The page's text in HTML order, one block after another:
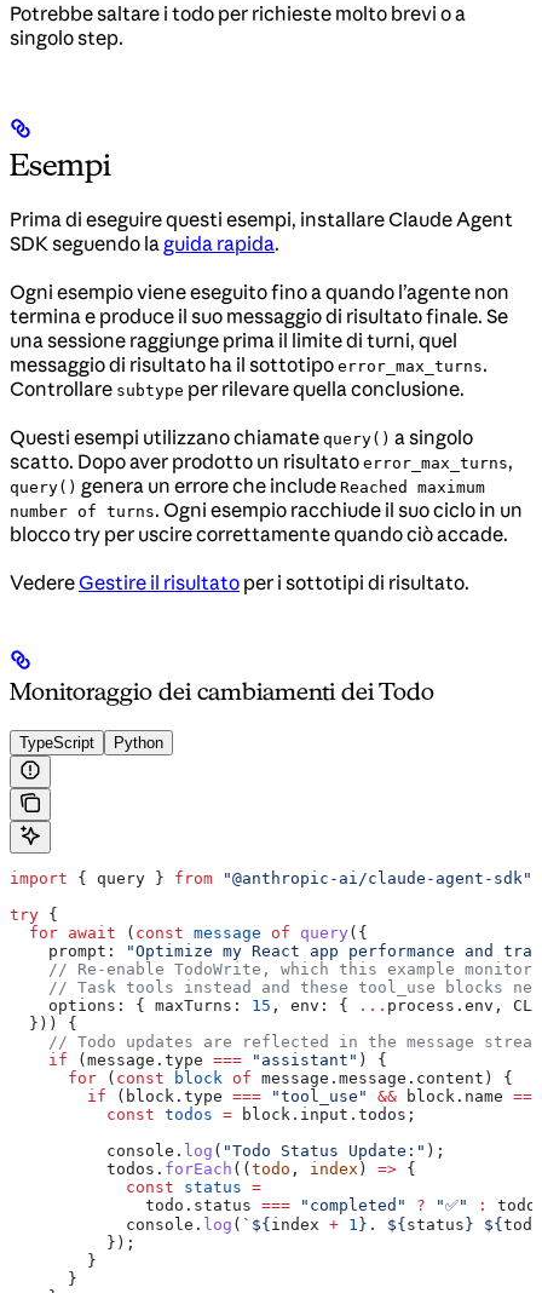
Potrebbe saltare i todo per richieste molto brevi o a
singolo step.
Esempi
Prima di eseguire questi esempi, installare Claude Agent
SDK seguendo la guida rapida.
Ogni esempio viene eseguito fino a quando l’agente non
termina e produce il suo messaggio di risultato finale. Se
una sessione raggiunge prima il limite di turni, quel
messaggio di risultato ha il sottotipo error_max_turns.
Controllare subtype per rilevare quella conclusione.
Questi esempi utilizzano chiamate query() a singolo
scatto. Dopo aver prodotto un risultato error_max_turns,
query() genera un errore che include Reached maximum
number of turns. Ogni esempio racchiude il suo ciclo in un
blocco try per uscire correttamente quando ciò accade.
Vedere Gestire il risultato per i sottotipi di risultato.
Monitoraggio dei cambiamenti dei Todo
TypeScript Python
import { query } from "@anthropic-ai/claude-agent-sdk"
try {
  for
await ( const message of query ({
    prompt:
"Optimize my React app performance and
// Re-enable TodoWrite, which this example
// Task tools instead and these tool_use blocks
    options:
{ maxTurns: 15 , env: { ... process . env ,
  })) {
    // Todo updates are reflected in the message stream
    if
( message . type === "assistant" ) {
      for
( const block of message . message . content ) {
        if
( block . type === "tool_use" && block . name ===
          const
todos = block . input . todos ;
          console
. log ( "Todo Status Update:" );
          todos
. forEach (( todo , index ) => {
            const
status =
              todo
. status === "completed" ? "✅" : todo
            console
. log ( ` ${ index + 1 } . ${ status } ${ todo
          });
        }
      }